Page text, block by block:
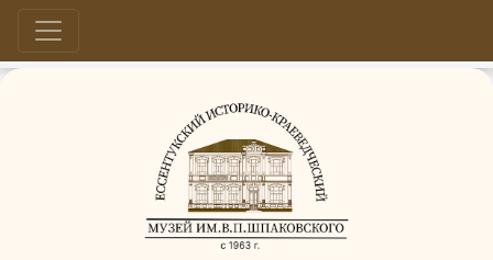
Больше, чем музей...